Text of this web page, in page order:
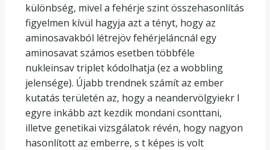
különbség, mivel a fehérje szint összehasonlítás
figyelmen kívül hagyja azt a tényt, hogy az
aminosavakból létrejöv fehérjeláncnál egy
aminosavat számos esetben többféle
nukleinsav triplet kódolhatja (ez a wobbling
jelensége). Újabb trendnek számít az ember
kutatás területén az, hogy a neandervölgyiekr l
egyre inkább azt kezdik mondani csonttani,
illetve genetikai vizsgálatok révén, hogy nagyon
hasonlított az emberre, s t képes is volt